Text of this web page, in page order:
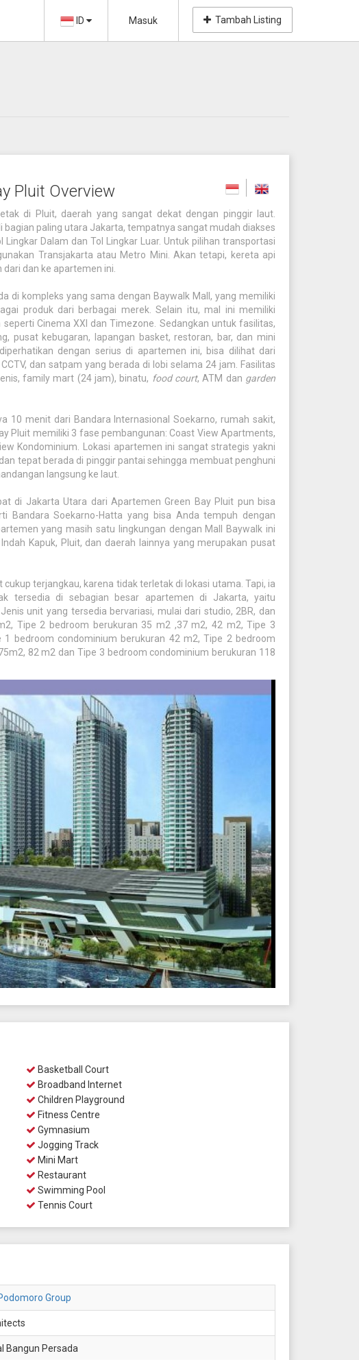
ID Masuk Tambah Listing
Pluit Overview
di Pluit, daerah yang sangat dekat dengan pinggir laut.
bagian paling utara Jakarta, tempatnya sangat mudah diakses
Lingkar Dalam dan Tol Lingkar Luar. Untuk pilihan transportasi
Transjakarta atau Metro Mini. Akan tetapi, kereta api
dan ke apartemen ini.
di kompleks yang sama dengan Baywalk Mall, yang memiliki
produk dari berbagai merek. Selain itu, mal ini memiliki
Cinema XXI dan Timezone. Sedangkan untuk fasilitas,
pusat kebugaran, lapangan basket, restoran, bar, dan mini
dengan serius di apartemen ini, bisa dilihat dari
dan satpam yang berada di lobi selama 24 jam. Fasilitas
family mart (24 jam), binatu, food court, ATM dan garden
10 menit dari Bandara Internasional Soekarno, rumah sakit,
Pluit memiliki 3 fase pembangunan: Coast View Apartments,
Kondominium. Lokasi apartemen ini sangat strategis yakni
tepat berada di pinggir pantai sehingga membuat penghuni
langsung ke laut.
di Jakarta Utara dari Apartemen Green Bay Pluit pun bisa
Bandara Soekarno-Hatta yang bisa Anda tempuh dengan
yang masih satu lingkungan dengan Mall Baywalk ini
Kapuk, Pluit, dan daerah lainnya yang merupakan pusat
cukup terjangkau, karena tidak terletak di lokasi utama. Tapi, ia
tersedia di sebagian besar apartemen di Jakarta, yaitu
unit yang tersedia bervariasi, mulai dari studio, 2BR, dan
Tipe 2 bedroom berukuran 35 m2 ,37 m2, 42 m2, Tipe 3
1 bedroom condominium berukuran 42 m2, Tipe 2 bedroom
82 m2 dan Tipe 3 bedroom condominium berukuran 118
Basketball Court
Broadband Internet
Children Playground
Fitness Centre
Gymnasium
Jogging Track
Mini Mart
Restaurant
Swimming Pool
Tennis Court
Group
Bangun Persada